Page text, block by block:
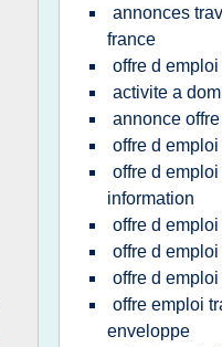
annonces
france
offre d
activite a
annonce
offre d
offre d
information
offre d
offre d
offre d
offre emploi
enveloppe